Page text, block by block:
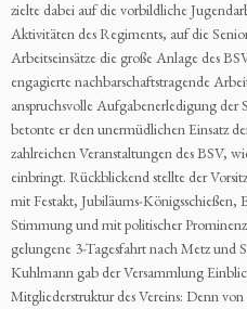
zielte dabei auf die vorbildliche
Aktivitäten des Regiments, auf die
Arbeitseinsätze die große Anlage des
engagierte nachbarschaftstragende
anspruchsvolle Aufgabenerledigung der
betonte er den unermüdlichen Einsatz
zahlreichen Veranstaltungen des BSV,
einbringt. Rückblickend stellte der
mit Festakt, Jubiläums-Königsschießen,
Stimmung und mit politischer
gelungene 3-Tagesfahrt nach Metz und
Kuhlmann gab der Versammlung
Mitgliederstruktur des Vereins: Denn